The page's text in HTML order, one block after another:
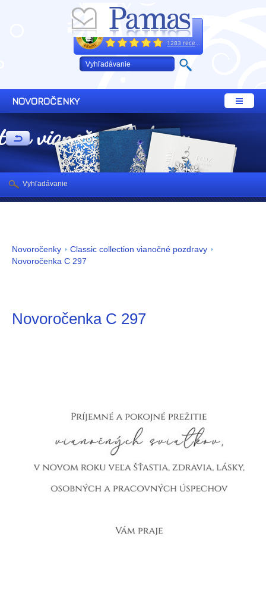
vianočné pozdravy
+421 32 64 02 660
Excelentne
1283 recenzií
NOVOROČENKY
Novoročenky
Classic collection vianočné pozdravy
Novoročenka C 297
Novoročenka C 297
Vyhľadávanie